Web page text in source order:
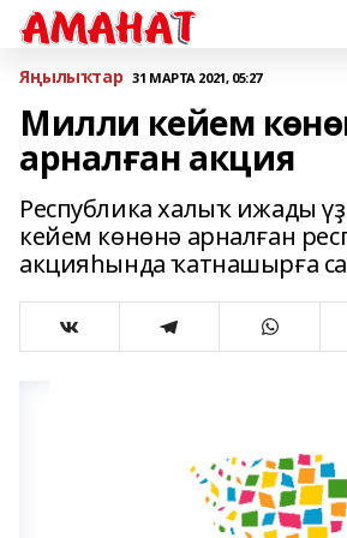
Яңылыҡтар 31 МАРТА 2021, 05:27
Милли кейем
арналған акция
Республика халыҡ ижады
кейем көнөнә арналған
акцияһында ҡатнашырға